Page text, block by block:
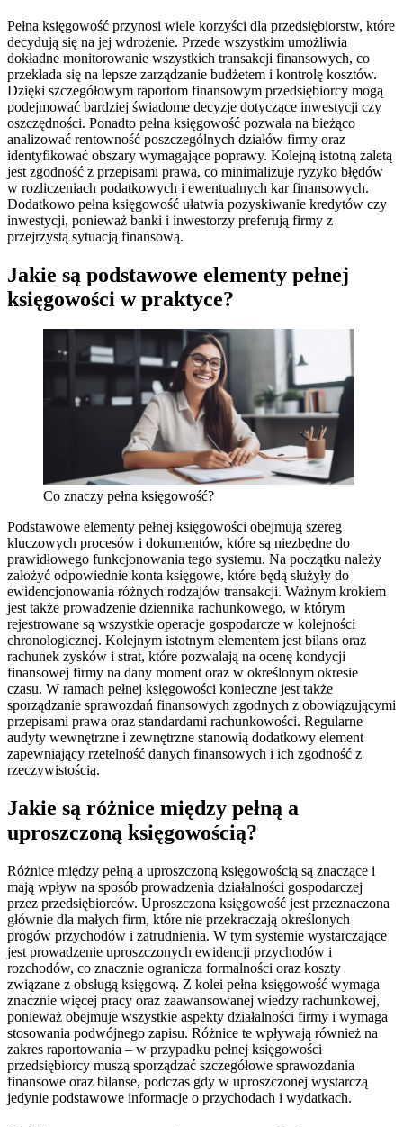
Pełna księgowość przynosi wiele korzyści dla przedsiębiorstw, które
decydują się na jej wdrożenie. Przede wszystkim umożliwia
dokładne monitorowanie wszystkich transakcji finansowych, co
przekłada się na lepsze zarządzanie budżetem i kontrolę kosztów.
Dzięki szczegółowym raportom finansowym przedsiębiorcy mogą
podejmować bardziej świadome decyzje dotyczące inwestycji czy
oszczędności. Ponadto pełna księgowość pozwala na bieżąco
analizować rentowność poszczególnych działów firmy oraz
identyfikować obszary wymagające poprawy. Kolejną istotną zaletą
jest zgodność z przepisami prawa, co minimalizuje ryzyko błędów
w rozliczeniach podatkowych i ewentualnych kar finansowych.
Dodatkowo pełna księgowość ułatwia pozyskiwanie kredytów czy
inwestycji, ponieważ banki i inwestorzy preferują firmy z
przejrzystą sytuacją finansową.
Jakie są podstawowe elementy pełnej
księgowości w praktyce?
Co znaczy pełna księgowość?
Podstawowe elementy pełnej księgowości obejmują szereg
kluczowych procesów i dokumentów, które są niezbędne do
prawidłowego funkcjonowania tego systemu. Na początku należy
założyć odpowiednie konta księgowe, które będą służyły do
ewidencjonowania różnych rodzajów transakcji. Ważnym krokiem
jest także prowadzenie dziennika rachunkowego, w którym
rejestrowane są wszystkie operacje gospodarcze w kolejności
chronologicznej. Kolejnym istotnym elementem jest bilans oraz
rachunek zysków i strat, które pozwalają na ocenę kondycji
finansowej firmy na dany moment oraz w określonym okresie
czasu. W ramach pełnej księgowości konieczne jest także
sporządzanie sprawozdań finansowych zgodnych z obowiązującymi
przepisami prawa oraz standardami rachunkowości. Regularne
audyty wewnętrzne i zewnętrzne stanowią dodatkowy element
zapewniający rzetelność danych finansowych i ich zgodność z
rzeczywistością.
Jakie są różnice między pełną a
uproszczoną księgowością?
Różnice między pełną a uproszczoną księgowością są znaczące i
mają wpływ na sposób prowadzenia działalności gospodarczej
przez przedsiębiorców. Uproszczona księgowość jest przeznaczona
głównie dla małych firm, które nie przekraczają określonych
progów przychodów i zatrudnienia. W tym systemie wystarczające
jest prowadzenie uproszczonych ewidencji przychodów i
rozchodów, co znacznie ogranicza formalności oraz koszty
związane z obsługą księgową. Z kolei pełna księgowość wymaga
znacznie więcej pracy oraz zaawansowanej wiedzy rachunkowej,
ponieważ obejmuje wszystkie aspekty działalności firmy i wymaga
stosowania podwójnego zapisu. Różnice te wpływają również na
zakres raportowania – w przypadku pełnej księgowości
przedsiębiorcy muszą sporządzać szczegółowe sprawozdania
finansowe oraz bilanse, podczas gdy w uproszczonej wystarczą
jedynie podstawowe informacje o przychodach i wydatkach.